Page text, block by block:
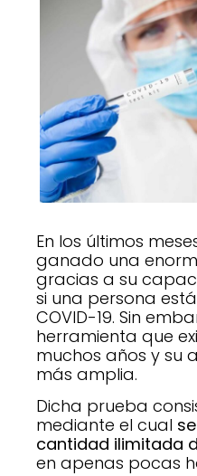
En los últimos
ganado una
gracias a su
si una persona
COVID-19. Sin
herramienta que
muchos años y su
más amplia.
Dicha prueba
mediante el cual
cantidad ilimitada
en apenas pocas